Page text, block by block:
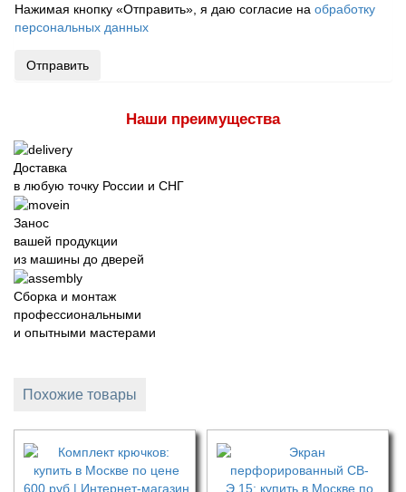
Нажимая кнопку «Отправить», я даю согласие на обработку
персональных данных
Отправить
Наши преимущества
Доставка
в любую точку России и СНГ
Занос
вашей продукции
из машины до дверей
Сборка и монтаж
профессиональными
и опытными мастерами
Похожие товары